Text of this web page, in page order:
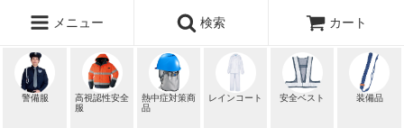
メニュー 検索 カート
警備服
高視認性安全
服
熱中症対策商
品
レインコート 安全ベスト 装備品